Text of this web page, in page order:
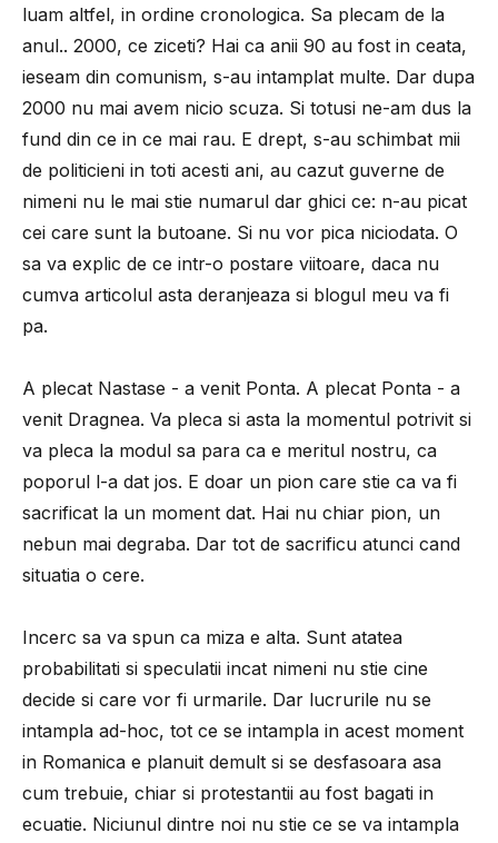
luam altfel, in ordine cronologica. Sa plecam de la
anul.. 2000, ce ziceti? Hai ca anii 90 au fost in ceata,
ieseam din comunism, s-au intamplat multe. Dar dupa
2000 nu mai avem nicio scuza. Si totusi ne-am dus la
fund din ce in ce mai rau. E drept, s-au schimbat mii
de politicieni in toti acesti ani, au cazut guverne de
nimeni nu le mai stie numarul dar ghici ce: n-au picat
cei care sunt la butoane. Si nu vor pica niciodata. O
sa va explic de ce intr-o postare viitoare, daca nu
cumva articolul asta deranjeaza si blogul meu va fi
pa.
A plecat Nastase - a venit Ponta. A plecat Ponta - a
venit Dragnea. Va pleca si asta la momentul potrivit si
va pleca la modul sa para ca e meritul nostru, ca
poporul l-a dat jos. E doar un pion care stie ca va fi
sacrificat la un moment dat. Hai nu chiar pion, un
nebun mai degraba. Dar tot de sacrificu atunci cand
situatia o cere.
Incerc sa va spun ca miza e alta. Sunt atatea
probabilitati si speculatii incat nimeni nu stie cine
decide si care vor fi urmarile. Dar lucrurile nu se
intampla ad-hoc, tot ce se intampla in acest moment
in Romanica e planuit demult si se desfasoara asa
cum trebuie, chiar si protestantii au fost bagati in
ecuatie. Niciunul dintre noi nu stie ce se va intampla